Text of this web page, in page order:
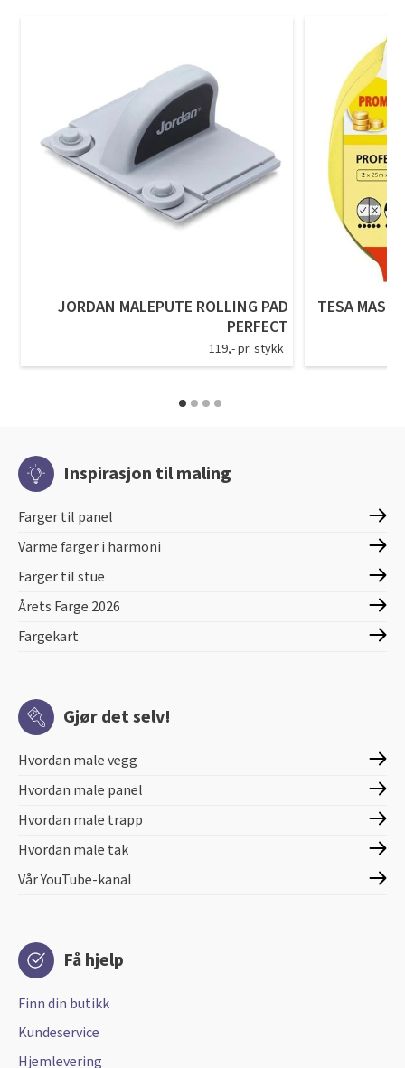
JORDAN MALEPUTE ROLLING PAD
PERFECT
119,- pr. stykk
TESA
Inspirasjon til maling
Farger til panel
Varme farger i harmoni
Farger til stue
Årets Farge 2026
Fargekart
Gjør det selv!
Hvordan male vegg
Hvordan male panel
Hvordan male trapp
Hvordan male tak
Vår YouTube-kanal
Få hjelp
Finn din butikk
Kundeservice
Hjemlevering